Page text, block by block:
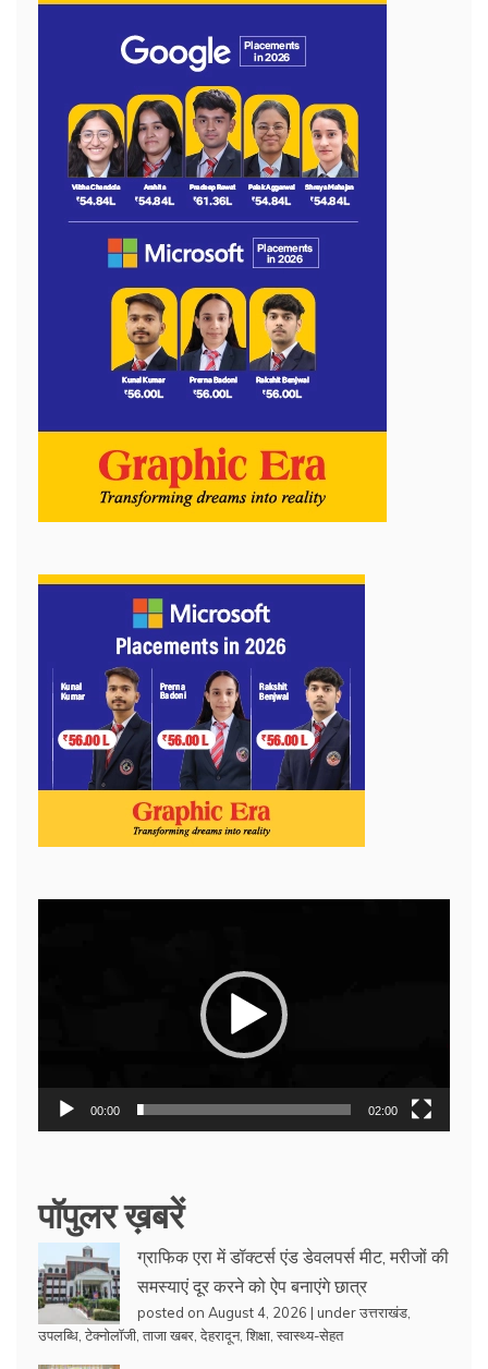
00:00 02:00
पॉपुलर ख़बरें
ग्राफिक एरा में डॉक्टर्स एंड डेवलपर्स मीट, मरीजों की
समस्याएं दूर करने को ऐप बनाएंगे छात्र
posted on August 4, 2026 | underउत्तराखंड
उपलब्धि टेक्नोलॉजी ताजा खबर देहरादून, शिक्षा स्वास्थ्य-सेहत